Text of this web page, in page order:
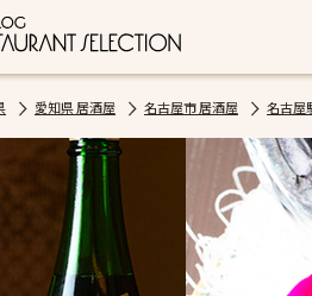
愛知県 居酒屋 名古屋市 居酒屋 名古屋